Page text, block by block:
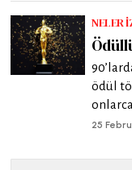
NELER
ödül
25